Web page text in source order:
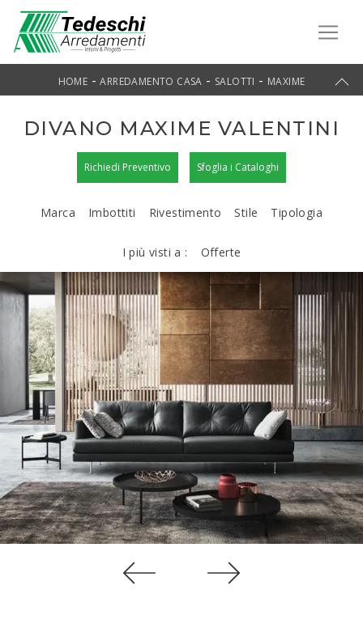
HOME -ARREDAMENTO CASA - SALOTTI - MAXIME
DIVANO MAXIME VALENTINI
Richiedi Preventivo Sfoglia i Cataloghi
Marca Imbottiti Rivestimento Stile Tipologia
I più visti a : Offerte